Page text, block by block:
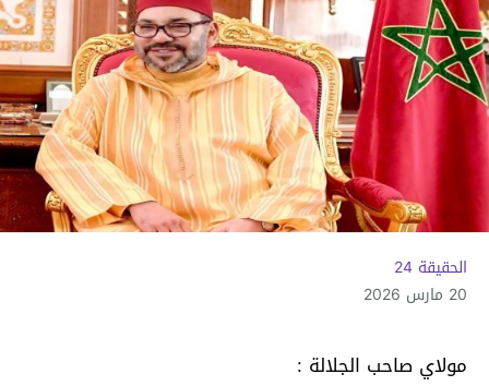
الحقيقة 24
20 مارس 2026
مولاي صاحب الجلالة :